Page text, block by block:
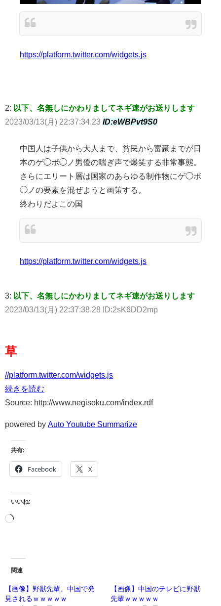
https://platform.twitter.com/widgets.js
2: 以下、名無しにかわりましてネギ速がお送りします
2023/03/13(月) 22:37:34.23 ID:eWBPvt9S0
中国人は子供から大人まで、貧民から富豪までが日
本のゲ◯ポ◯ノ男優の喘ぎ声で爆笑する非常事態。
さらにエリート層は国家のあらゆる制作物にゲ◯ポ
◯ノの要素を混ぜようと画策する。
終わりだよこの国
https://platform.twitter.com/widgets.js
3: 以下、名無しにかわりましてネギ速がお送りします
2023/03/13(月) 22:37:38.28 ID:2sK6DD2mp
草
//platform.twitter.com/widgets.js
続きを読む
Source: http://www.negisoku.com/index.rdf
powered by Auto Youtube Summarize
共有:
Facebook X
いいね:
関連
【画像】野獣先輩、中国で発
見されるｗｗｗｗｗ
【画像】中国のテレビに野獣
先輩ｗｗｗｗｗ